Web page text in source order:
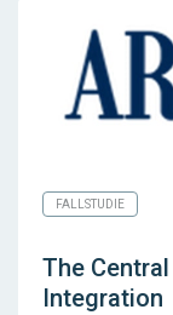
FALLSTUDIE
The
Integration